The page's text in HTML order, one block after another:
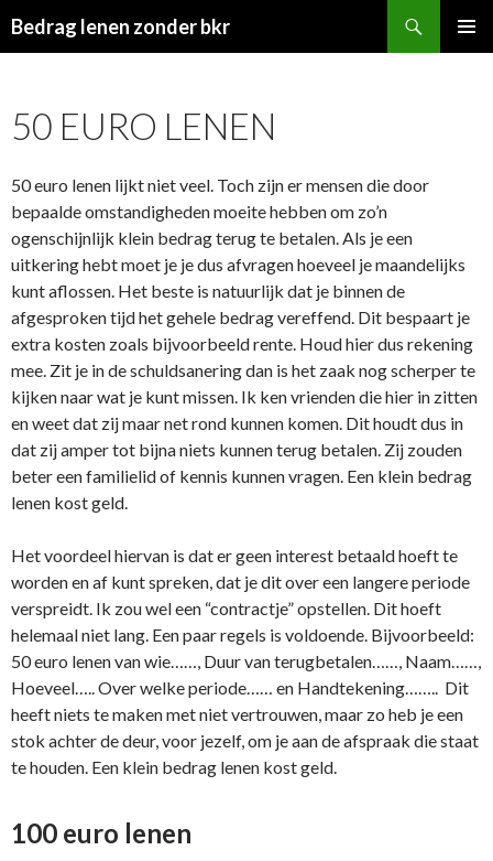
Bedrag lenen zonder bkr
50 EURO LENEN
50 euro lenen lijkt niet veel. Toch zijn er mensen die door
bepaalde omstandigheden moeite hebben om zo’n
ogenschijnlijk klein bedrag terug te betalen. Als je een
uitkering hebt moet je je dus afvragen hoeveel je maandelijks
kunt aflossen. Het beste is natuurlijk dat je binnen de
afgesproken tijd het gehele bedrag vereffend. Dit bespaart je
extra kosten zoals bijvoorbeeld rente. Houd hier dus rekening
mee. Zit je in de schuldsanering dan is het zaak nog scherper te
kijken naar wat je kunt missen. Ik ken vrienden die hier in zitten
en weet dat zij maar net rond kunnen komen. Dit houdt dus in
dat zij amper tot bijna niets kunnen terug betalen. Zij zouden
beter een familielid of kennis kunnen vragen. Een klein bedrag
lenen kost geld.
Het voordeel hiervan is dat er geen interest betaald hoeft te
worden en af kunt spreken, dat je dit over een langere periode
verspreidt. Ik zou wel een “contractje” opstellen. Dit hoeft
helemaal niet lang. Een paar regels is voldoende. Bijvoorbeeld:
50 euro lenen van wie……, Duur van terugbetalen……, Naam……,
Hoeveel….. Over welke periode…… en Handtekening…….. Dit
heeft niets te maken met niet vertrouwen, maar zo heb je een
stok achter de deur, voor jezelf, om je aan de afspraak die staat
te houden. Een klein bedrag lenen kost geld.
100 euro lenen